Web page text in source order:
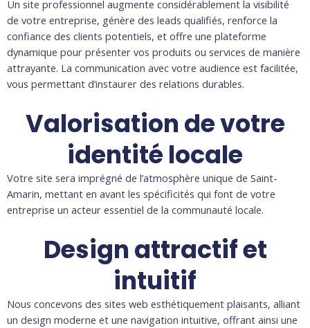
Un site professionnel augmente considérablement la visibilité
de votre entreprise, génère des leads qualifiés, renforce la
confiance des clients potentiels, et offre une plateforme
dynamique pour présenter vos produits ou services de manière
attrayante. La communication avec votre audience est facilitée,
vous permettant d’instaurer des relations durables.
Valorisation de votre
identité locale
Votre site sera imprégné de l’atmosphère unique de Saint-
Amarin, mettant en avant les spécificités qui font de votre
entreprise un acteur essentiel de la communauté locale.
Design attractif et
intuitif
Nous concevons des sites web esthétiquement plaisants, alliant
un design moderne et une navigation intuitive, offrant ainsi une